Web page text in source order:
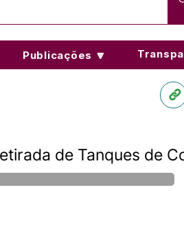
Publicações 🔽
de Tanques de